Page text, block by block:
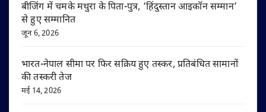
बीजिंग में चमके मथुरा के पिता-पुत्र, ‘हिंदुस्तान आइकॉन सम्मान’
से हुए सम्मानित
जून 6, 2026
भारत-नेपाल सीमा पर फिर सक्रिय हुए तस्कर, प्रतिबंधित सामानों
की तस्करी तेज
मई 14, 2026